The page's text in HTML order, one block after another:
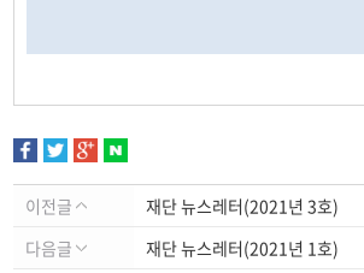
이전글
재단 뉴스레터(2021년 3호)
다음글
재단 뉴스레터(2021년 1호)